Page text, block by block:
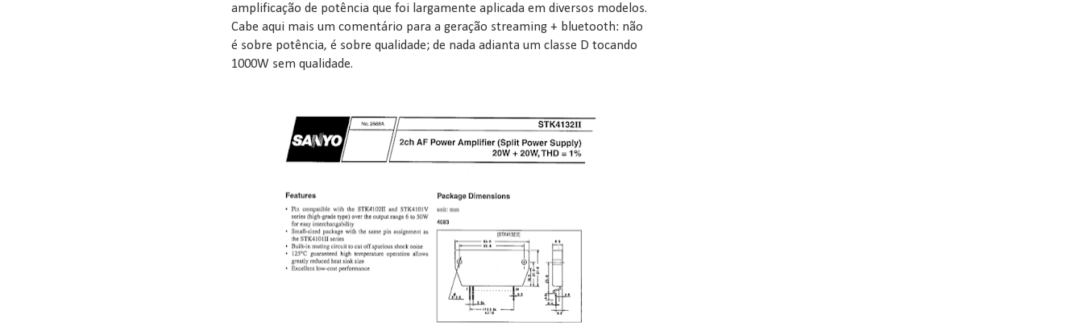
amplificação de potência que foi largamente aplicada em diversos modelos.
Cabe aqui mais um comentário para a geração streaming + bluetooth: não
é sobre potência, é sobre qualidade; de nada adianta um classe D tocando
1000W sem qualidade.